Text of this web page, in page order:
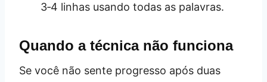
3‑4 linhas usando todas as palavras.
Quando a técnica não funciona
Se você não sente progresso após duas